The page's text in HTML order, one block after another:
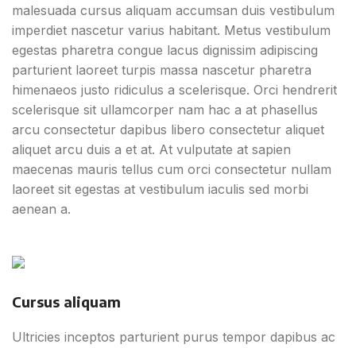
malesuada cursus aliquam accumsan duis vestibulum
imperdiet nascetur varius habitant. Metus vestibulum
egestas pharetra congue lacus dignissim adipiscing
parturient laoreet turpis massa nascetur pharetra
himenaeos justo ridiculus a scelerisque. Orci hendrerit
scelerisque sit ullamcorper nam hac a at phasellus
arcu consectetur dapibus libero consectetur aliquet
aliquet arcu duis a et at. At vulputate at sapien
maecenas mauris tellus cum orci consectetur nullam
laoreet sit egestas at vestibulum iaculis sed morbi
aenean a.
Cursus aliquam
Ultricies inceptos parturient purus tempor dapibus ac